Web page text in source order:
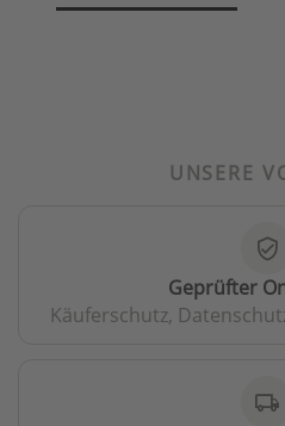
UNSERE
verified_user
Geprüfter
Käuferschutz,
local_shipping